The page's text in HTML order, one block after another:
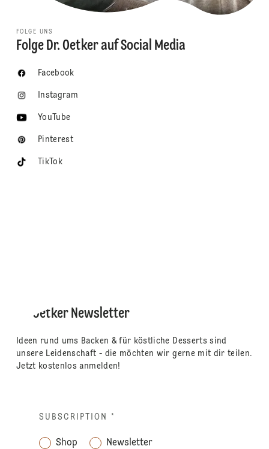
FOLGE UNS
Folge Dr. Oetker auf Social Media
Facebook
Instagram
YouTube
Pinterest
TikTok
Dr. Oetker Newsletter
Ideen rund ums Backen & für köstliche Desserts sind
unsere Leidenschaft - die möchten wir gerne mit dir teilen.
Jetzt kostenlos anmelden!
SUBSCRIPTION *
Shop Newsletter